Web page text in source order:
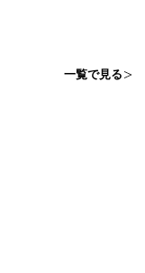
一覧で見る